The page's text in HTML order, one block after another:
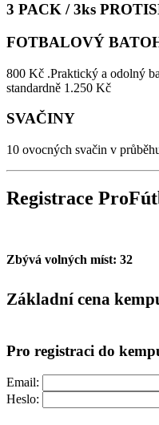
3 PACK / 3ks
FOTBALOVÝ
800 Kč .Praktický a odolný
standardně 1.250 Kč
SVAČINY
10 ovocných svačin v
Registrace Pro
Zbývá volných míst: 32
Základní cena
Pro registraci do
Email:
Heslo: